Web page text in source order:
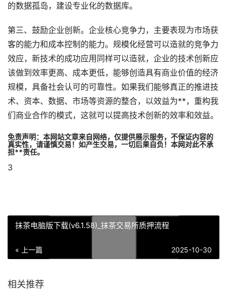
的数据孤岛，建设专业化的数据库。
第三、鼓励企业创新。企业核心竞争力，主要表现为市场获
客的能力和成本控制的能力。规模化经营可以造就的竞争力
效应，新技术的成功应用同样可以造就，企业的技术创新应
该做到效率更高、成本更低，能够创造具有商业价值的经济
规模，具备社会认可的可靠性。如果我们能够真正的推进技
术、资本、数据、市场等资源的整合，以效益为**，重构我
们商业合作的模式，这就可以提高技术创新的效率和效益。
免责声明：本网站文章来自网络，仅提供展示服务，不保证内容的
真实性，请谨慎交易！如产生交易，一切后果自负！本网对此不承
担**责任。
3
抹茶电脑版下载(v6.1.58)_抹茶交易所质押流程
« 上一篇 2025-10-30
相关推荐